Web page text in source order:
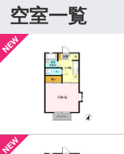
空室一覧